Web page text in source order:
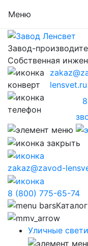
Меню
Завод-
Собственная
lensvet.ru
zakaz@zavod-
8 (800) 775-65-74
Каталог
Уличные